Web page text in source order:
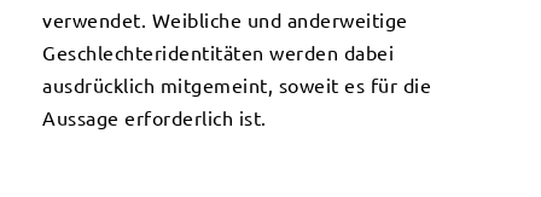
verwendet. Weibliche und anderweitige
Geschlechteridentitäten werden dabei
ausdrücklich mitgemeint, soweit es für die
Aussage erforderlich ist.